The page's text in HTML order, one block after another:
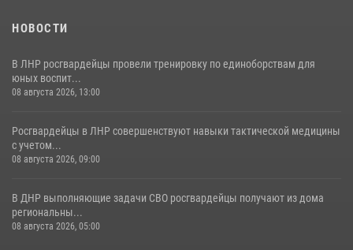
НОВОСТИ
В ЛНР росгвардейцы провели тренировку по единоборствам для
юных воспит...
08 августа 2026, 13:00
Росгвардейцы в ЛНР совершенствуют навыки тактической медицины
с учетом...
08 августа 2026, 09:00
В ДНР выполняющие задачи СВО росгвардейцы получают из дома
региональны...
08 августа 2026, 05:00